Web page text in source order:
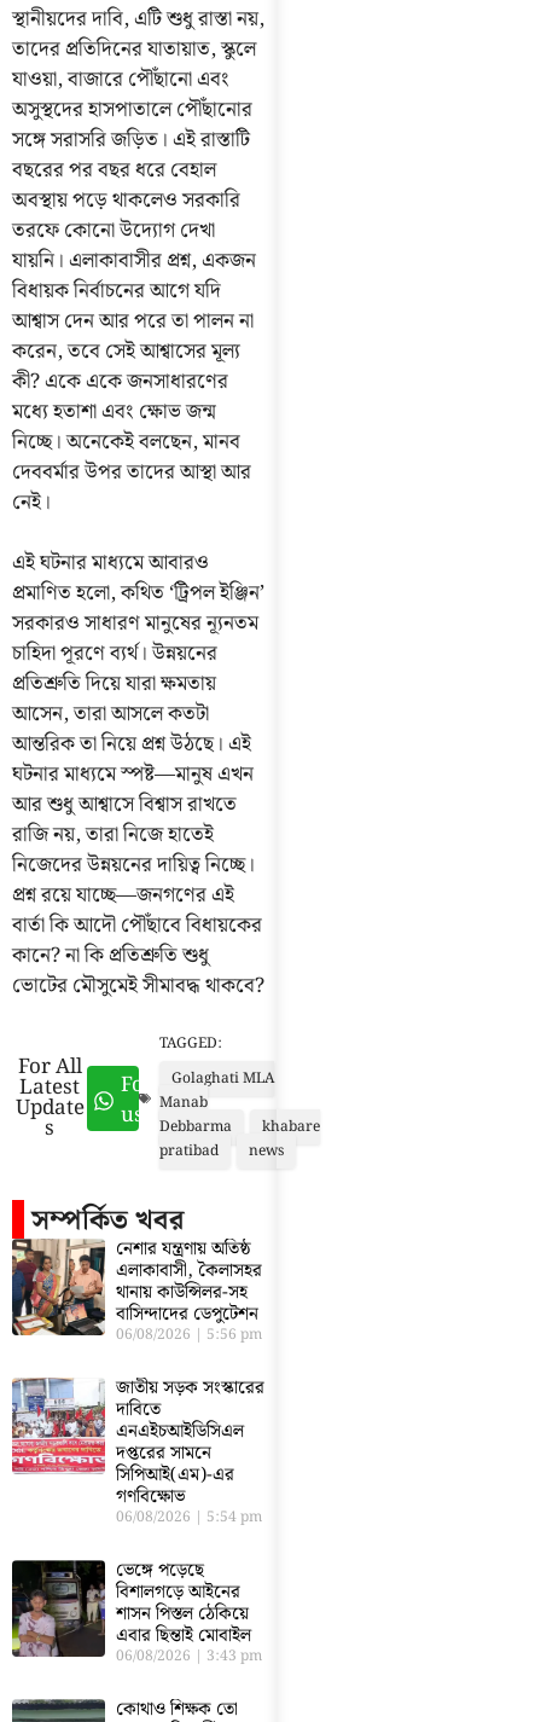
স্থানীয়দের দাবি, এটি শুধু রাস্তা নয়,
তাদের প্রতিদিনের যাতায়াত, স্কুলে
যাওয়া, বাজারে পৌঁছানো এবং
অসুস্থদের হাসপাতালে পৌঁছানোর
সঙ্গে সরাসরি জড়িত। এই রাস্তাটি
বছরের পর বছর ধরে বেহাল
অবস্থায় পড়ে থাকলেও সরকারি
তরফে কোনো উদ্যোগ দেখা
যায়নি। এলাকাবাসীর প্রশ্ন, একজন
বিধায়ক নির্বাচনের আগে যদি
আশ্বাস দেন আর পরে তা পালন না
করেন, তবে সেই আশ্বাসের মূল্য
কী? একে একে জনসাধারণের
মধ্যে হতাশা এবং ক্ষোভ জন্ম
নিচ্ছে। অনেকেই বলছেন, মানব
দেববর্মার উপর তাদের আস্থা আর
নেই।
এই ঘটনার মাধ্যমে আবারও
প্রমাণিত হলো, কথিত ‘ট্রিপল ইঞ্জিন’
সরকারও সাধারণ মানুষের ন্যূনতম
চাহিদা পূরণে ব্যর্থ। উন্নয়নের
প্রতিশ্রুতি দিয়ে যারা ক্ষমতায়
আসেন, তারা আসলে কতটা
আন্তরিক তা নিয়ে প্রশ্ন উঠছে। এই
ঘটনার মাধ্যমে স্পষ্ট—মানুষ এখন
আর শুধু আশ্বাসে বিশ্বাস রাখতে
রাজি নয়, তারা নিজে হাতেই
নিজেদের উন্নয়নের দায়িত্ব নিচ্ছে।
প্রশ্ন রয়ে যাচ্ছে—জনগণের এই
বার্তা কি আদৌ পৌঁছাবে বিধায়কের
কানে? না কি প্রতিশ্রুতি শুধু
ভোটের মৌসুমেই সীমাবদ্ধ থাকবে?
For All
Latest
Update
s
Follow
us
TAGGED:
Golaghati MLA
Manab
Debbarma
khabare
pratibad
news
সম্পর্কিত খবর
নেশার যন্ত্রণায় অতিষ্ঠ
এলাকাবাসী, কৈলাসহর
থানায় কাউন্সিলর-সহ
বাসিন্দাদের ডেপুটেশন
06/08/2026 5:56 pm
জাতীয় সড়ক সংস্কারের
দাবিতে
এনএইচআইডিসিএল
দপ্তরের সামনে
সিপিআই(এম)-এর
গণবিক্ষোভ
06/08/2026 5:54 pm
ভেঙ্গে পড়েছে
বিশালগড়ে আইনের
শাসন পিস্তল ঠেকিয়ে
এবার ছিন্তাই মোবাইল
06/08/2026 3:43 pm
কোথাও শিক্ষক তো